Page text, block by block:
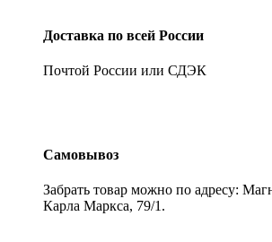
Доставка по всей России
Почтой России или СДЭК
Самовывоз
Забрать товар можно по адресу:
Карла Маркса, 79/1.